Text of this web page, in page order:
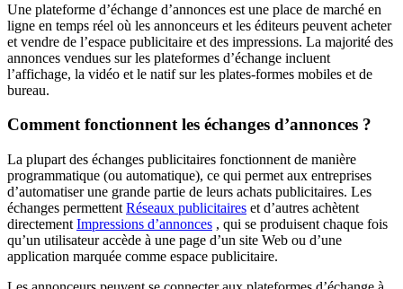
Une plateforme d’échange d’annonces est une place de marché en
ligne en temps réel où les annonceurs et les éditeurs peuvent acheter
et vendre de l’espace publicitaire et des impressions. La majorité des
annonces vendues sur les plateformes d’échange incluent
l’affichage, la vidéo et le natif sur les plates-formes mobiles et de
bureau.
Comment fonctionnent les échanges d’annonces ?
La plupart des échanges publicitaires fonctionnent de manière
programmatique (ou automatique), ce qui permet aux entreprises
d’automatiser une grande partie de leurs achats publicitaires. Les
échanges permettent Réseaux publicitaires et d’autres achètent
directement Impressions d’annonces , qui se produisent chaque fois
qu’un utilisateur accède à une page d’un site Web ou d’une
application marquée comme espace publicitaire.